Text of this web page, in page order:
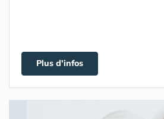
Plus d'infos